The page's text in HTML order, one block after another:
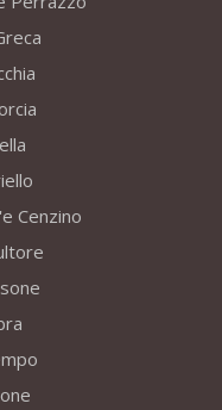
Cenzino